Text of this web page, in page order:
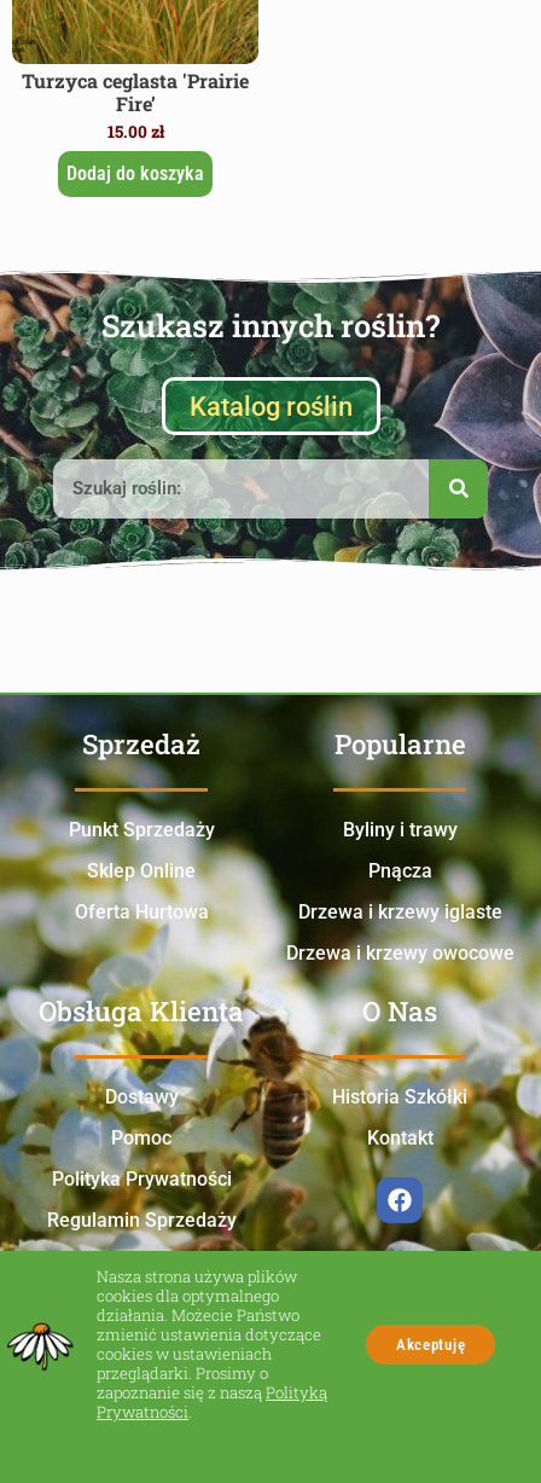
Turzyca ceglasta 'Prairie
Fire’
15.00zł
Dodaj do koszyka
Szukasz innych roślin?
Katalog roślin
Sprzedaż
Punkt Sprzedaży
Sklep Online
Oferta Hurtowa
Popularne
Byliny i trawy
Pnącza
Drzewa i krzewy iglaste
Drzewa i krzewy owocowe
Obsługa Klienta
Dostawy
Pomoc
Polityka Prywatności
Regulamin Sprzedaży
O Nas
Historia Szkółki
Kontakt
Made in Zakliczyn
Nasza strona używa plików
cookies dla optymalnego
działania. Możecie Państwo
zmienić ustawienia dotyczące
cookies w ustawieniach
przeglądarki. Prosimy o
zapoznanie się z nasząPolityką
Prywatności.
Akceptuję